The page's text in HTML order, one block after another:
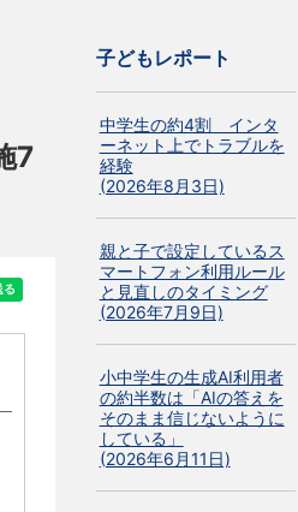
7
子どもレポート
中学生の約4割 インタ
ーネット上でトラブルを
経験
(2026年8月3日)
親と子で設定しているス
マートフォン利用ルール
と見直しのタイミング
(2026年7月9日)
小中学生の生成AI利用者
の約半数は「AIの答えを
そのまま信じないように
している」
(2026年6月11日)